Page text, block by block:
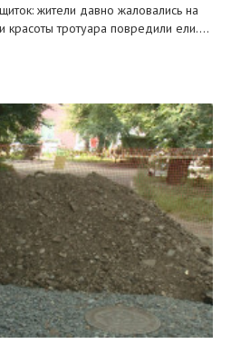
жители давно жаловались на
красоты тротуара повредили ели.…